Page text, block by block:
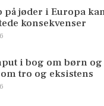
på jøder i Europa
konsekvenser
i bog om børn og
tro og eksistens